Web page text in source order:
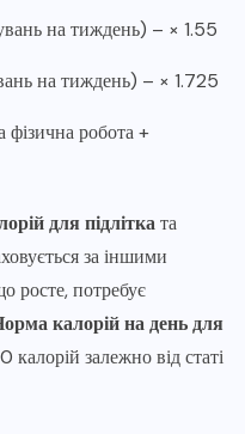
на тиждень) – × 1.55
на тиждень) – × 1.725
фізична робота +
для підлітката
за іншими
росте, потребує
калорій на день для
залежно від статі